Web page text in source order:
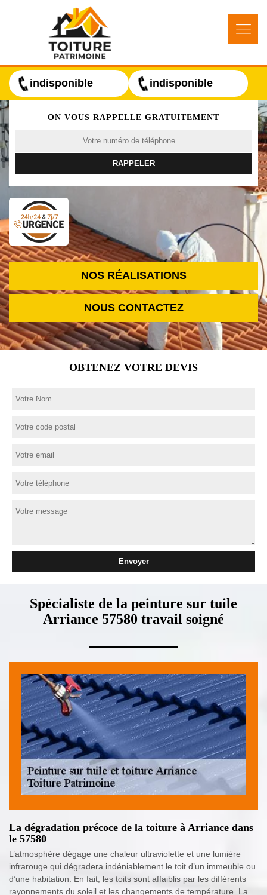
indisponible indisponible
ON VOUS RAPPELLE GRATUITEMENT
NOS RÉALISATIONS
NOUS CONTACTEZ
OBTENEZ VOTRE DEVIS
Spécialiste de la peinture sur tuile
Arriance 57580 travail soigné
La dégradation précoce de la toiture à Arriance dans
le 57580
L’atmosphère dégage une chaleur ultraviolette et une lumière
infrarouge qui dégradera indéniablement le toit d’un immeuble ou
d’une habitation. En fait, les toits sont affaiblis par les différents
rayonnements du soleil et les changements de température. La